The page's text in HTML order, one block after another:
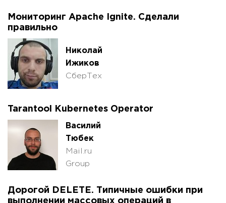
Мониторинг Apache Ignite. Сделали
правильно
Николай
Ижиков
СберТех
Tarantool Kubernetes Operator
Василий
Тюбек
Mail.ru
Group
Дорогой DELETE. Типичные ошибки при
выполнении массовых операций в